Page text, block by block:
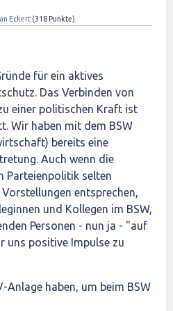
Eckert (318 Punkte)
für ein aktives
Das Verbinden von
einer politischen Kraft ist
Wir haben mit dem BSW
bereits eine
Auch wenn die
Parteienpolitik selten
entsprechen,
und Kollegen im BSW,
Personen - nun ja - "auf
uns positive Impulse zu
Anlage haben, um beim BSW